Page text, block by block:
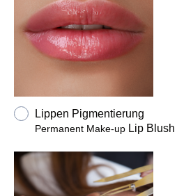
Lippen Pigmentierung
Permanent Make-up Lip